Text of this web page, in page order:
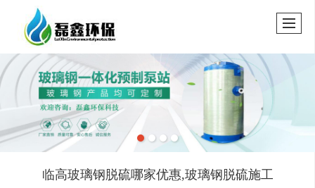
临高玻璃钢脱硫哪家优惠,玻璃钢脱硫施工